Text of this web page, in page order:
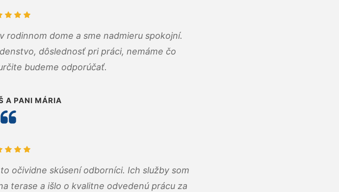
rodinnom dome a sme nadmieru spokojní.
dôslednosť pri práci, nemáme čo
budeme odporúčať.
A PANI MÁRIA
očividne skúsení odborníci. Ich služby som
terase a išlo o kvalitne odvedenú prácu za